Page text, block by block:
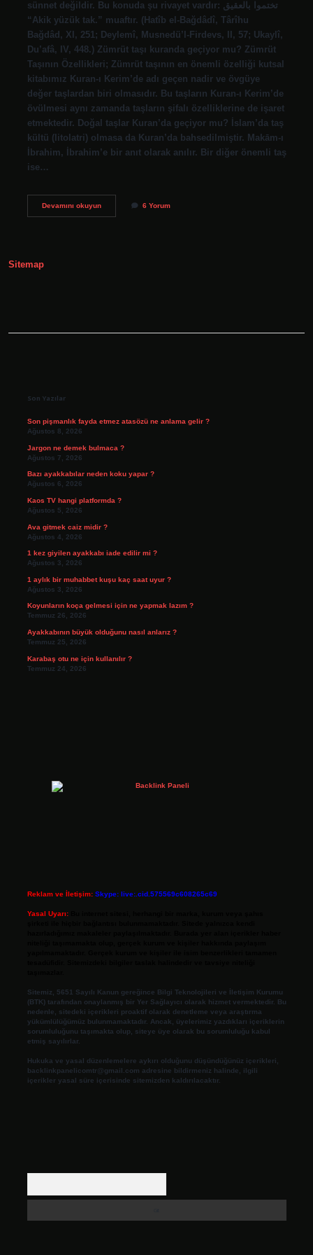
sünnet değildir. Bu konuda şu rivayet vardır: تختموا بالعقيق
“Akik yüzük tak.” muaftır. (Hatîb el-Bağdâdî, Târîhu
Bağdâd, XI, 251; Deylemî, Musnedü’l-Firdevs, II, 57; Ukaylî,
Du’afâ, IV, 448.) Zümrüt taşı kuranda geçiyor mu? Zümrüt
Taşının Özellikleri; Zümrüt taşının en önemli özelliği kutsal
kitabımız Kuran-ı Kerim’de adı geçen nadir ve övgüye
değer taşlardan biri olmasıdır. Bu taşların Kuran-ı Kerim’de
övülmesi aynı zamanda taşların şifalı özelliklerine de işaret
etmektedir. Doğal taşlar Kuran’da geçiyor mu? İslam’da taş
kültü (litolatri) olmasa da Kuran’da bahsedilmiştir. Makām-ı
İbrahim, İbrahim’e bir anıt olarak anılır. Bir diğer önemli taş
ise…
Devamını okuyunHz
6 Yorum
Sitemap
Son Yazılar
Son pişmanlık fayda etmez atasözü ne anlama gelir ?
Ağustos 8, 2026
Jargon ne demek bulmaca ?
Ağustos 7, 2026
Bazı ayakkabılar neden koku yapar ?
Ağustos 6, 2026
Kaos TV hangi platformda ?
Ağustos 5, 2026
Ava gitmek caiz midir ?
Ağustos 4, 2026
1 kez giyilen ayakkabı iade edilir mi ?
Ağustos 3, 2026
1 aylık bir muhabbet kuşu kaç saat uyur ?
Ağustos 3, 2026
Koyunların koça gelmesi için ne yapmak lazım ?
Temmuz 26, 2026
Ayakkabının büyük olduğunu nasıl anlarız ?
Temmuz 25, 2026
Karabaş otu ne için kullanılır ?
Temmuz 24, 2026
Reklam ve İletişim: Skype: live:.cid.575569c608265c69
Yasal Uyarı:
Sitemiz, 5651 Sayılı Kanun gereğince Bilgi Teknolojileri ve İletişim Kurumu
(BTK) tarafından onaylanmış bir Yer Sağlayıcı olarak hizmet vermektedir. Bu
nedenle, sitedeki içerikleri proaktif olarak denetleme veya araştırma
yükümlülüğümüz bulunmamaktadır. Ancak, üyelerimiz yazdıkları içeriklerin
sorumluluğunu taşımakta olup, siteye üye olarak bu sorumluluğu kabul
etmiş sayılırlar.
Hukuka ve yasal düzenlemelere aykırı olduğunu düşündüğünüz içerikleri,
backlinkpanelicomtr@gmail.com adresine bildirmeniz halinde, ilgili
içerikler yasal süre içerisinde sitemizden kaldırılacaktır.